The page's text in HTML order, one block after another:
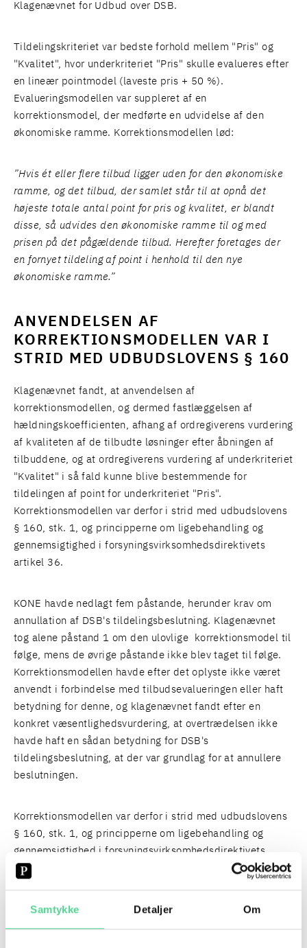
Samtykke Detaljer Om
Klagenævnet for Udbud over DSB.
Tildelingskriteriet var bedste forhold mellem "Pris" og
"Kvalitet", hvor underkriteriet "Pris" skulle evalueres efter
en lineær pointmodel (laveste pris + 50 %).
Evalueringsmodellen var suppleret af en
korrektionsmodel, der medførte en udvidelse af den
økonomiske ramme. Korrektionsmodellen lød:
”Hvis ét eller flere tilbud ligger uden for den økonomiske
ramme, og det tilbud, der samlet står til at opnå det
højeste totale antal point for pris og kvalitet, er blandt
disse, så udvides den økonomiske ramme til og med
prisen på det pågældende tilbud. Herefter foretages der
en fornyet tildeling af point i henhold til den nye
økonomiske ramme.”
ANVENDELSEN AF
KORREKTIONSMODELLEN VAR I
STRID MED UDBUDSLOVENS § 160
Klagenævnet fandt, at anvendelsen af
korrektionsmodellen, og dermed fastlæggelsen af
hældningskoefficienten, afhang af ordregiverens vurdering
af kvaliteten af de tilbudte løsninger efter åbningen af
tilbuddene, og at ordregiverens vurdering af underkriteriet
"Kvalitet" i så fald kunne blive bestemmende for
tildelingen af point for underkriteriet "Pris".
Korrektionsmodellen var derfor i strid med udbudslovens
§ 160, stk. 1, og principperne om ligebehandling og
gennemsigtighed i forsyningsvirksomhedsdirektivets
artikel 36.
KONE havde nedlagt fem påstande, herunder krav om
annullation af DSB's tildelingsbeslutning. Klagenævnet
tog alene påstand 1 om den ulovlige korrektionsmodel til
følge, mens de øvrige påstande ikke blev taget til følge.
Korrektionsmodellen havde efter det oplyste ikke været
anvendt i forbindelse med tilbudsevalueringen eller haft
betydning for denne, og klagenævnet fandt efter en
konkret væsentlighedsvurdering, at overtrædelsen ikke
havde haft en sådan betydning for DSB's
tildelingsbeslutning, at der var grundlag for at annullere
beslutningen.
Korrektionsmodellen var derfor i strid med udbudslovens
§ 160, stk. 1, og principperne om ligebehandling og
gennemsigtighed i forsyningsvirksomhedsdirektivets
artikel 36.
NYT FRA POUL SCHMITH/KAMMERADVOKATEN